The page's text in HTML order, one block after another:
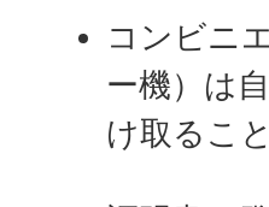
コンビニ
ー機）は
け取るこ